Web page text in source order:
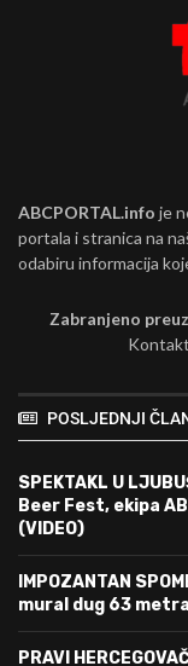
ABCPORTAL.info je
portala i stranica na
odabiru informacija
Zabranjeno
POSLJEDNJI
SPEKTAKL U
Beer Fest, ekipa
(VIDEO)
IMPOZANTAN
mural dug 63
PRAVI